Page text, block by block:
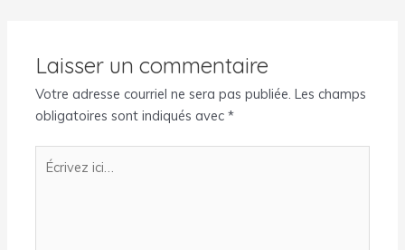
Laisser un commentaire
Votre adresse courriel ne sera pas publiée. Les champs
obligatoires sont indiqués avec*
Écrivez
ici…